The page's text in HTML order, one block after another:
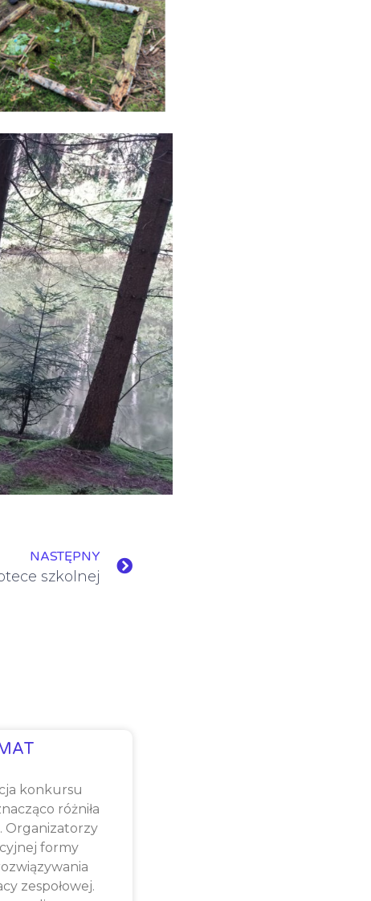
NASTĘPNY
szkolnej
konkursu
różniła
Organizatorzy
formy
zespołowej.